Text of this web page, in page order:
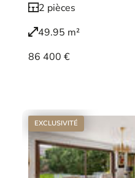
2 pièces
49.95 m²
86 400 €
EXCLUSIVITÉ